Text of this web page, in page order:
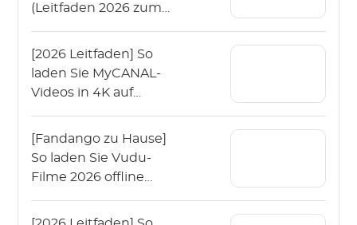
(Leitfaden 2026 zum
Binge)
[2026 Leitfaden] So
laden Sie MyCANAL-
Videos in 4K auf
Geräten herunter
[Fandango zu Hause]
So laden Sie Vudu-
Filme 2026 offline